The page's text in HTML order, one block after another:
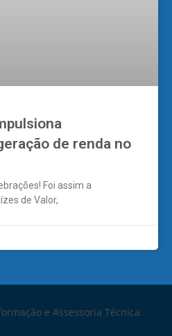
de renda no
Foi assim a
de Valor,